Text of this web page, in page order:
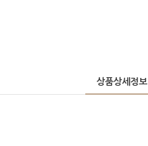
상품상세정보